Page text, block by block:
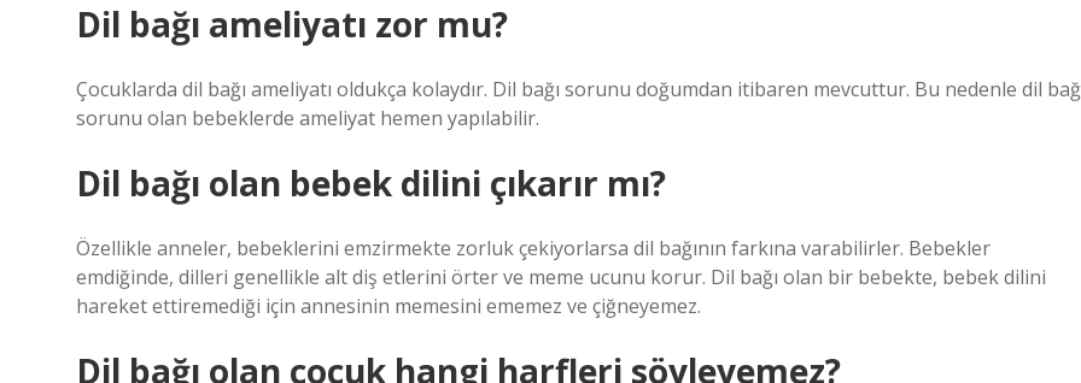
Dil bağı ameliyatı zor mu?
Çocuklarda dil bağı ameliyatı oldukça kolaydır. Dil bağı sorunu doğumdan itibaren mevcuttur. Bu nedenle dil
sorunu olan bebeklerde ameliyat hemen yapılabilir.
Dil bağı olan bebek dilini çıkarır mı?
Özellikle anneler, bebeklerini emzirmekte zorluk çekiyorlarsa dil bağının farkına varabilirler. Bebekler
emdiğinde, dilleri genellikle alt diş etlerini örter ve meme ucunu korur. Dil bağı olan bir bebekte, bebek dilini
hareket ettiremediği için annesinin memesini ememez ve çiğneyemez.
Dil bağı olan çocuk hangi harfleri söyleyemez?